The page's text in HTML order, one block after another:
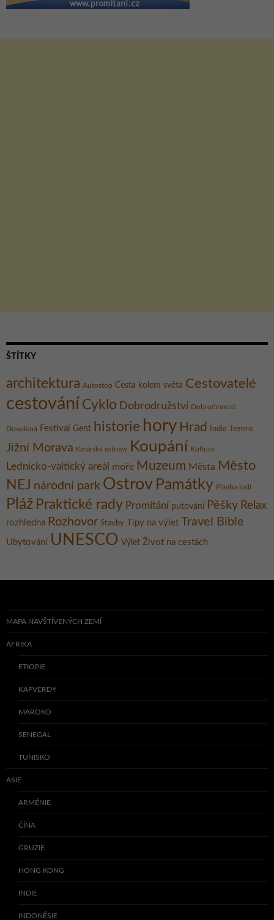
ŠTÍTKY
architektura Autostop Cesta kolem světa Cestovatelé
cestování Cyklo Dobrodružství Dobročinnost
Dovolená Festival Gent historie hory Hrad Indie Jezero
Jižní Morava Kanárské ostrovy Koupání Kultura
Lednicko-valtický areál moře Muzeum Města Město
NEJ národní park Ostrov Památky Plavba lodí
Pláž Praktické rady Promítání putování Pěšky Relax
rozhledna Rozhovor Stavby Tipy na výlet Travel Bible
Ubytování UNESCO Výlet Život na cestách
MAPA NAVŠTÍVENÝCH ZEMÍ
AFRIKA
ETIOPIE
KAPVERDY
MAROKO
SENEGAL
TUNISKO
ASIE
ARMÉNIE
ČÍNA
GRUZIE
HONG KONG
INDIE
INDONÉSIE